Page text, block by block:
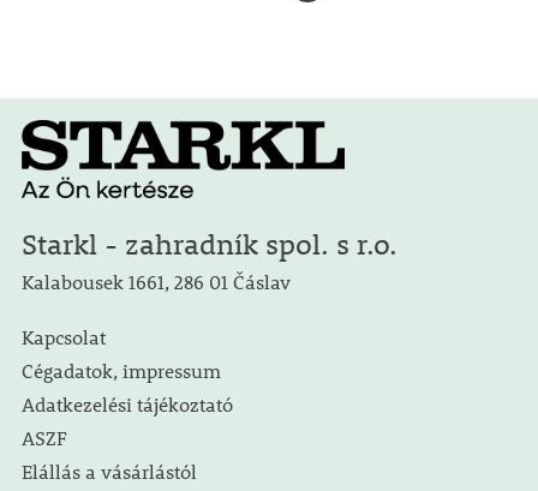
Starkl - zahradník spol. s r.o.
Kalabousek 1661, 286 01 Čáslav
Kapcsolat
Cégadatok, impressum
Adatkezelési tájékoztató
ASZF
Elállás a vásárlástól